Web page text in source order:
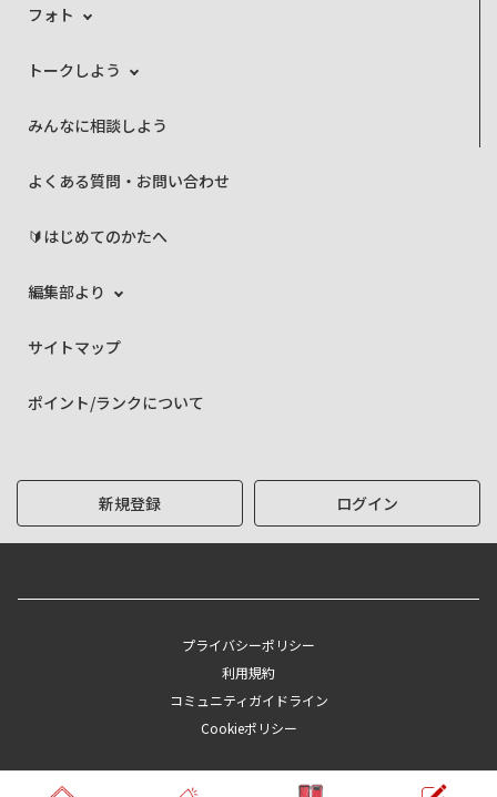
フォト
トークしよう
みんなに相談しよう
よくある質問・お問い合わせ
🔰はじめてのかたへ
編集部より
サイトマップ
ポイント/ランクについて
新規登録 ログイン
プライバシーポリシー
利用規約
コミュニティガイドライン
Cookieポリシー